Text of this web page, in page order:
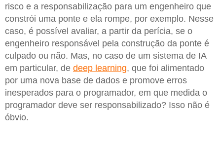
risco e a responsabilização para um engenheiro que
constrói uma ponte e ela rompe, por exemplo. Nesse
caso, é possível avaliar, a partir da perícia, se o
engenheiro responsável pela construção da ponte é
culpado ou não. Mas, no caso de um sistema de IA
em particular, de deep learning, que foi alimentado
por uma nova base de dados e promove erros
inesperados para o programador, em que medida o
programador deve ser responsabilizado? Isso não é
óbvio.